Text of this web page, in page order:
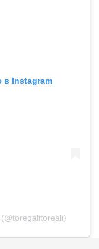
в Instagram